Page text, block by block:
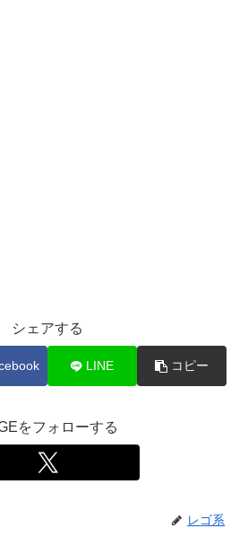
シェアする
LINE コピー
をフォローする
レゴ系